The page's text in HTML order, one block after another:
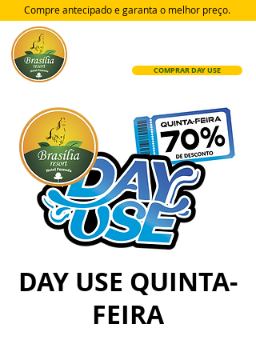
COMPRAR DAY USE
Compre antecipado e garanta o melhor preço.
DAY USE QUINTA-
FEIRA